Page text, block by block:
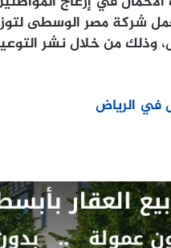
شركة مصر الوسطى
وذلك من خلال نشر
في الرياض